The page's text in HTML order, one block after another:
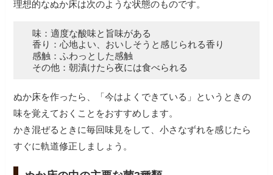
理想的なぬか床は次のような状態のものです。
味：適度な酸味と旨味がある
香り：心地よい、おいしそうと感じられる香り
感触：ふわっとした感触
その他：朝漬けたら夜には食べられる
ぬか床を作ったら、「今はよくできている」というときの
味を覚えておくことをおすすめします。
かき混ぜるときに毎回味見をして、小さなずれを感じたら
すぐに軌道修正しましょう。